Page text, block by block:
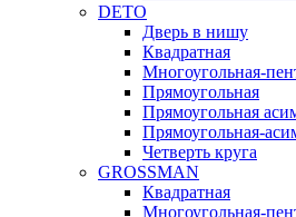
DETO
Дверь в нишу
Квадратная
Многоугольная-
Прямоугольная
Прямоугольная
Прямоугольная-
Четверть круга
GROSSMAN
Квадратная
Многоугольная-